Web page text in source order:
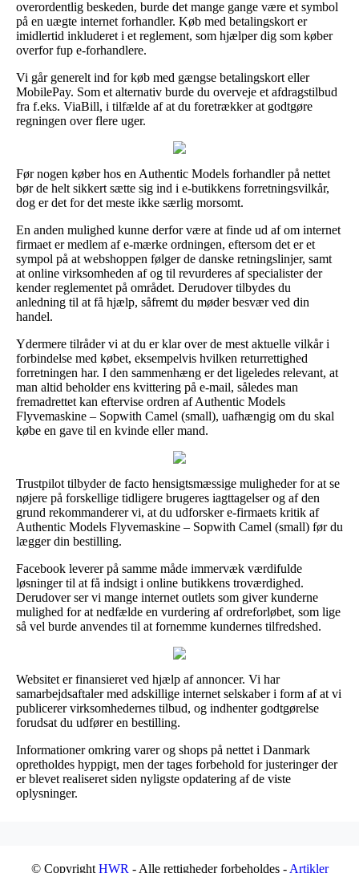
overordentlig beskeden, burde det mange gange være et symbol
på en uægte internet forhandler. Køb med betalingskort er
imidlertid inkluderet i et reglement, som hjælper dig som køber
overfor fup e-forhandlere.
Vi går generelt ind for køb med gængse betalingskort eller
MobilePay. Som et alternativ burde du overveje et afdragstilbud
fra f.eks. ViaBill, i tilfælde af at du foretrækker at godtgøre
regningen over flere uger.
Før nogen køber hos en Authentic Models forhandler på nettet
bør de helt sikkert sætte sig ind i e-butikkens forretningsvilkår,
dog er det for det meste ikke særlig morsomt.
En anden mulighed kunne derfor være at finde ud af om internet
firmaet er medlem af e-mærke ordningen, eftersom det er et
sympol på at webshoppen følger de danske retningslinjer, samt
at online virksomheden af og til revurderes af specialister der
kender reglementet på området. Derudover tilbydes du
anledning til at få hjælp, såfremt du møder besvær ved din
handel.
Ydermere tilråder vi at du er klar over de mest aktuelle vilkår i
forbindelse med købet, eksempelvis hvilken returrettighed
forretningen har. I den sammenhæng er det ligeledes relevant, at
man altid beholder ens kvittering på e-mail, således man
fremadrettet kan eftervise ordren af Authentic Models
Flyvemaskine – Sopwith Camel (small), uafhængig om du skal
købe en gave til en kvinde eller mand.
Trustpilot tilbyder de facto hensigtsmæssige muligheder for at se
nøjere på forskellige tidligere brugeres iagttagelser og af den
grund rekommanderer vi, at du udforsker e-firmaets kritik af
Authentic Models Flyvemaskine – Sopwith Camel (small) før du
lægger din bestilling.
Facebook leverer på samme måde immervæk værdifulde
løsninger til at få indsigt i online butikkens troværdighed.
Derudover ser vi mange internet outlets som giver kunderne
mulighed for at nedfælde en vurdering af ordreforløbet, som lige
så vel burde anvendes til at fornemme kundernes tilfredshed.
Websitet er finansieret ved hjælp af annoncer. Vi har
samarbejdsaftaler med adskillige internet selskaber i form af at vi
publicerer virksomhedernes tilbud, og indhenter godtgørelse
forudsat du udfører en bestilling.
Informationer omkring varer og shops på nettet i Danmark
opretholdes hyppigt, men der tages forbehold for justeringer der
er blevet realiseret siden nyligste opdatering af de viste
oplysninger.
© Copyright HWR - Alle rettigheder forbeholdes - Artikler